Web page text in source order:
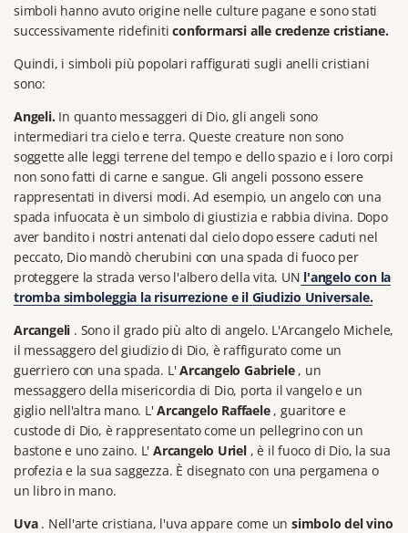
simboli hanno avuto origine nelle culture pagane e sono stati
successivamente ridefiniti conformarsi alle credenze cristiane.
Quindi, i simboli più popolari raffigurati sugli anelli cristiani
sono:
Angeli.In quanto messaggeri di Dio, gli angeli sono
intermediari tra cielo e terra. Queste creature non sono
soggette alle leggi terrene del tempo e dello spazio e i loro corpi
non sono fatti di carne e sangue. Gli angeli possono essere
rappresentati in diversi modi. Ad esempio, un angelo con una
spada infuocata è un simbolo di giustizia e rabbia divina. Dopo
aver bandito i nostri antenati dal cielo dopo essere caduti nel
peccato, Dio mandò cherubini con una spada di fuoco per
proteggere la strada verso l'albero della vita. UN l'angelo con la
tromba simboleggia la risurrezione e il Giudizio Universale.
Arcangeli . Sono il grado più alto di angelo. L'Arcangelo Michele,
il messaggero del giudizio di Dio, è raffigurato come un
guerriero con una spada. L'Arcangelo Gabriele, un
messaggero della misericordia di Dio, porta il vangelo e un
giglio nell'altra mano. L'Arcangelo Raffaele, guaritore e
custode di Dio, è rappresentato come un pellegrino con un
bastone e uno zaino. L' Arcangelo Uriel, è il fuoco di Dio, la sua
profezia e la sua saggezza. È disegnato con una pergamena o
un libro in mano.
Uva. Nell'arte cristiana, l'uva appare come un simbolo del vino